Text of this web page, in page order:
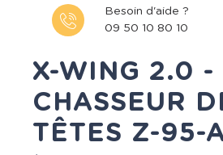
Besoin d'aide ?
09 50 10 80 10
X-WING 2.0 -
CHASSEUR
TÊTES Z-95-